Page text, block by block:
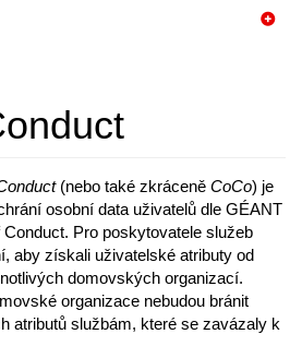
(nebo také zkráceně CoCo) je
osobní data uživatelů dle GÉANT
Pro poskytovatele služeb
aby získali uživatelské atributy od
domovských organizací.
organizace nebudou bránit
atributů službám, které se zavázaly k